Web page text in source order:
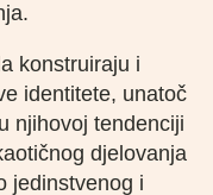
konstruiraju i
identitete, unatoč
njihovoj tendenciji
djelovanja
jedinstvenog i